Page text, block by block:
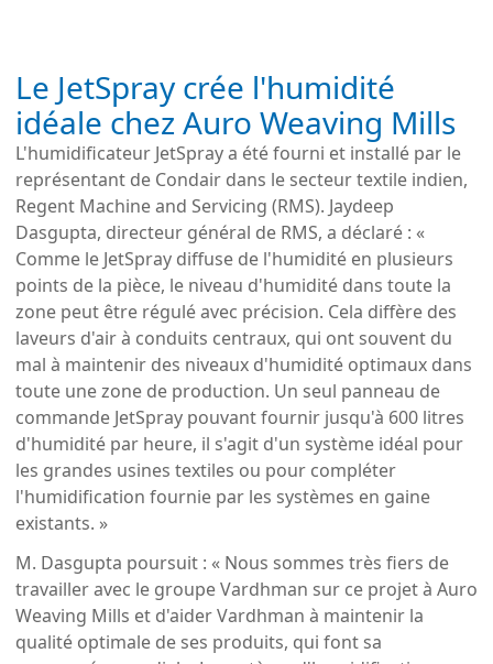
Le JetSpray crée l'humidité
idéale chez Auro Weaving Mills
L'humidificateur JetSpray a été fourni et installé par le
représentant de Condair dans le secteur textile indien,
Regent Machine and Servicing (RMS). Jaydeep
Dasgupta, directeur général de RMS, a déclaré : «
Comme le JetSpray diffuse de l'humidité en plusieurs
points de la pièce, le niveau d'humidité dans toute la
zone peut être régulé avec précision. Cela diffère des
laveurs d'air à conduits centraux, qui ont souvent du
mal à maintenir des niveaux d'humidité optimaux dans
toute une zone de production. Un seul panneau de
commande JetSpray pouvant fournir jusqu'à 600 litres
d'humidité par heure, il s'agit d'un système idéal pour
les grandes usines textiles ou pour compléter
l'humidification fournie par les systèmes en gaine
existants. »
M. Dasgupta poursuit : « Nous sommes très fiers de
travailler avec le groupe Vardhman sur ce projet à Auro
Weaving Mills et d'aider Vardhman à maintenir la
qualité optimale de ses produits, qui font sa